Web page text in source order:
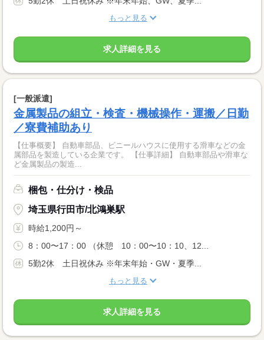
もっと見る
求人詳細を見る
[一般派遣]
金属製品の組立・検査・機械操作・運搬／日勤
／寮費補助あり
【仕事概要】 自動車部品、ビニールハウスに使用する滑車などの金
属部品を製造している企業です。 【仕事詳細】 自動車部品や滑車な
ど金属製品の製造...
梱包・仕分け・検品
埼玉県行田市/北鴻巣駅
時給1,200円～
8：00〜17：00 （休憩 10：00〜10：10、12...
5勤2休 土日祝休み ※年末年始・GW・夏季...
もっと見る
求人詳細を見る